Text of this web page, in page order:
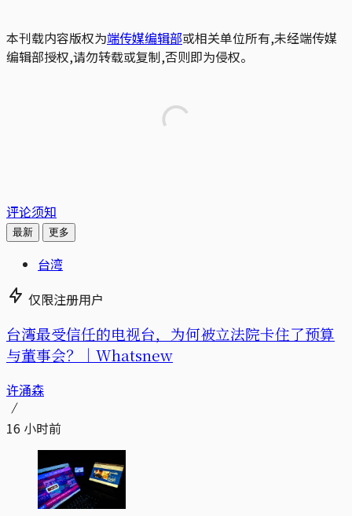
本刊载内容版权为端传媒编辑部或相关单位所有,未经端传媒
编辑部授权,请勿转载或复制,否则即为侵权。
评论须知
最新 更多
台湾
仅限注册用户
台湾最受信任的电视台，为何被立法院卡住了预算
与董事会？｜Whatsnew
许涌森
16 小时前